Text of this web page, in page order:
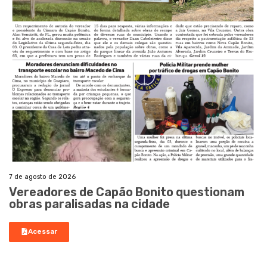
7 de agosto de 2026
Vereadores de Capão Bonito questionam
obras paralisadas na cidade
Acessar